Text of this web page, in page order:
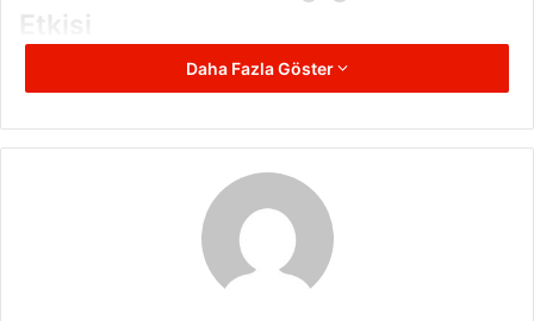
Etkisi
Yastık kılıfı, cildimizle en uzun süre temas eden tekstil
sürekli yastığa temas eder. Bu temas sırasında cilt, ter, yağ
Zamanla bu birikimler ciltte gözenek tıkanıklığına, siyah
nokta ve sivilce oluşumuna yol açabilir.
Buna ek olarak, yastık kılıflarında biriken bakteriler ve toz
Daha Fazla Göster